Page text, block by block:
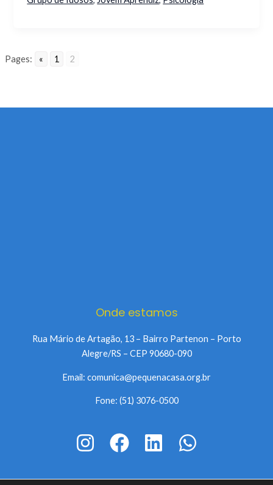
Pages: « 1 2
Onde estamos
Rua Mário de Artagão, 13 – Bairro Partenon – Porto
Alegre/RS – CEP 90680-090
Email: comunica@pequenacasa.org.br
Fone: (51) 3076-0500